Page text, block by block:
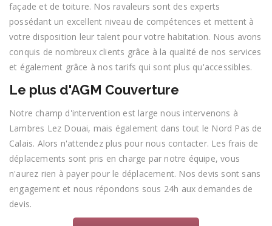
façade et de toiture. Nos ravaleurs sont des experts
possédant un excellent niveau de compétences et mettent à
votre disposition leur talent pour votre habitation. Nous avons
conquis de nombreux clients grâce à la qualité de nos services
et également grâce à nos tarifs qui sont plus qu'accessibles.
Le plus d'AGM Couverture
Notre champ d'intervention est large nous intervenons à
Lambres Lez Douai, mais également dans tout le Nord Pas de
Calais. Alors n'attendez plus pour nous contacter. Les frais de
déplacements sont pris en charge par notre équipe, vous
n'aurez rien à payer pour le déplacement. Nos devis sont sans
engagement et nous répondons sous 24h aux demandes de
devis.